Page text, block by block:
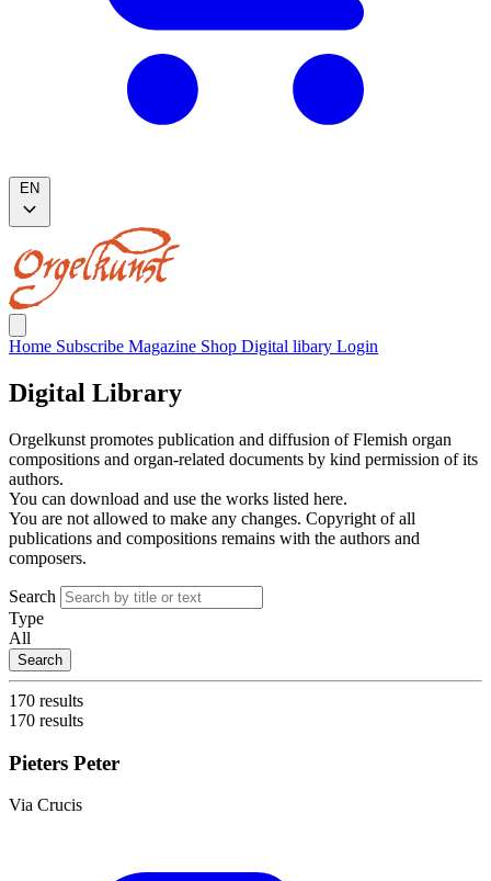
Home Subscribe Magazine Shop Digital libary Login
Digital Library
Orgelkunst promotes publication and diffusion of Flemish organ
compositions and organ-related documents by kind permission of its
authors.
You can download and use the works listed here.
You are not allowed to make any changes. Copyright of all
publications and compositions remains with the authors and
composers.
Search
Type
All
Search
170 results
170 results
Pieters Peter
Via Crucis